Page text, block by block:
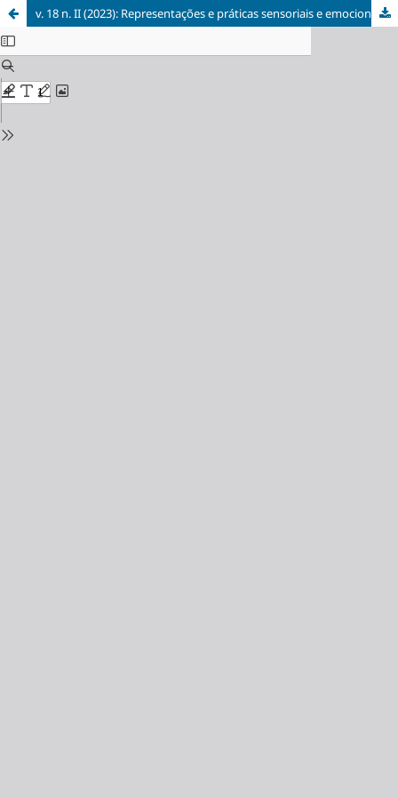
v. 18 n. II (2023): Representações e práticas sensoriais e emocionais na antiguidade e no medievo